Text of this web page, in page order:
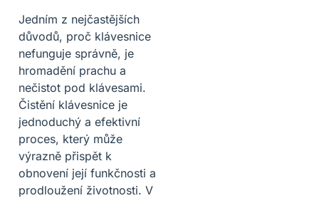
Jedním z nejčastějších
důvodů, proč klávesnice
nefunguje správně, je
hromadění prachu a
nečistot pod klávesami.
Čistění klávesnice je
jednoduchý a efektivní
proces, který může
výrazně přispět k
obnovení její funkčnosti a
prodloužení životnosti. V